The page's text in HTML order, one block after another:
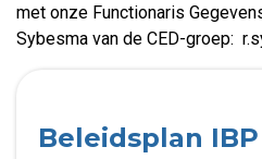
met onze Functionaris
Sybesma van de CED-groep:
Beleidsplan IBP